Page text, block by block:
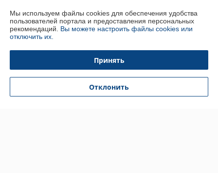
15.03.2025
Отлично
15.11.2024
Анастасия
Хороший магазин ,покупаю уже не в первый раз ,всегда вежливая
девушка, все по приемлемым ценам 🔥
Мы используем файлы cookies для обеспечения удобства
пользователей портала и предоставления персональных
рекомендаций. Вы можете настроить файлы cookies или
отключить их.
Принять
Отклонить